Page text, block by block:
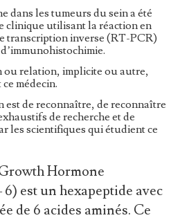
dans les tumeurs du sein a été
clinique utilisant la réaction en
transcription inverse (RT-PCR)
ou relation, implicite ou autre,
médecin.
est de reconnaître, de reconnaître
de recherche et de
les scientifiques qui étudient ce
Hormone
est un hexapeptide avec
de 6 acides aminés. Ce